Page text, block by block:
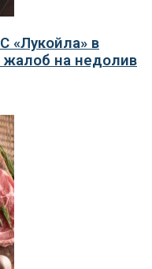
«Лукойла» в
жалоб на недолив